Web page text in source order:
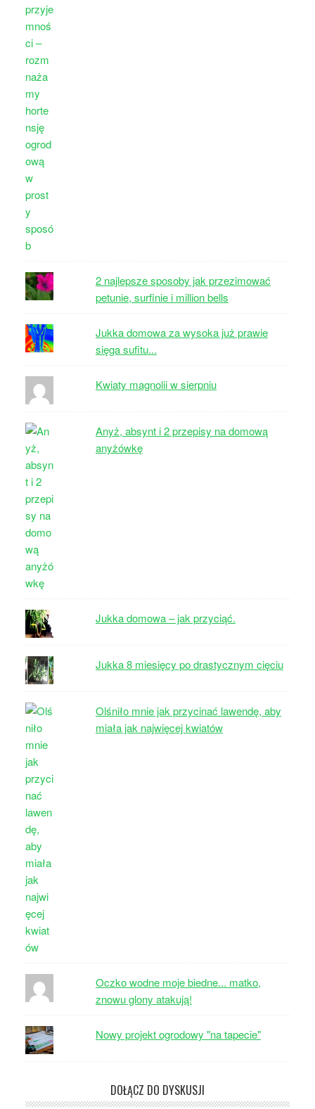
2 najlepsze sposoby jak przezimować
petunie, surfinie i million bells
Jukka domowa za wysoka już prawie
sięga sufitu...
Kwiaty magnolii w sierpniu
Anyż, absynt i 2 przepisy na domową
anyżówkę
Jukka domowa – jak przyciąć.
Jukka 8 miesięcy po drastycznym cięciu
Olśniło mnie jak przycinać lawendę, aby
miała jak najwięcej kwiatów
Oczko wodne moje biedne... matko,
znowu glony atakują!
Nowy projekt ogrodowy "na tapecie"
DOŁĄCZ DO DYSKUSJI